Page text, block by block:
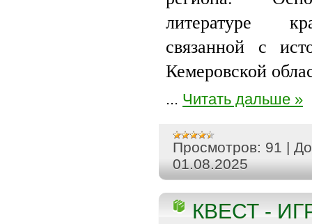
литературе
связанной с
Кемеровской
... Читать дальше »
Просмотров: 91 |
01.08.2025
КВЕСТ -